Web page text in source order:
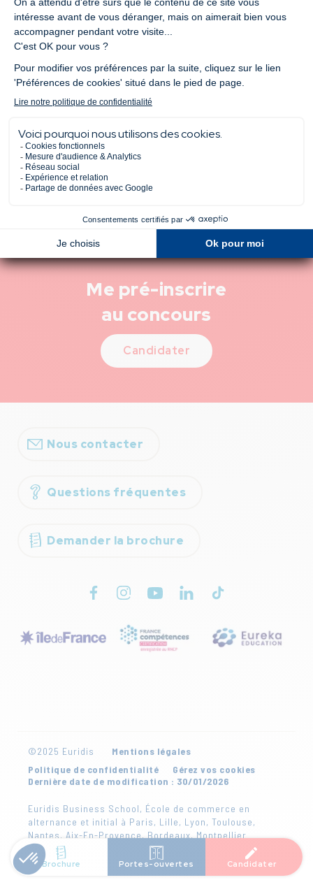
Meet Tech 2026 : Un
événement national au
cœur de l’écosystème
tech !
Cap sur
Dublin,
Brochure Portes-ouvertes Candidater
Me pré-inscrire
au concours
Candidater
Nous contacter
Questions fréquentes
Demander la brochure
©2025 Euridis
Mentions légales
Politique de confidentialité
Gérez vos cookies
Dernière date de modification : 30/01/2026
Euridis Business School, École de commerce en
alternance et initial à Paris, Lille, Lyon, Toulouse,
Nantes, Aix-En-Provence, Bordeaux, Montpellier
Création par